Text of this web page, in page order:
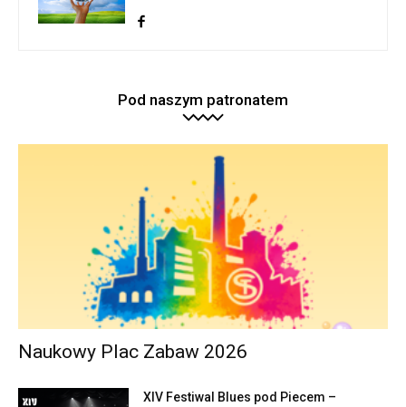
Pod naszym patronatem
Naukowy Plac Zabaw 2026
XIV Festiwal Blues pod Piecem –